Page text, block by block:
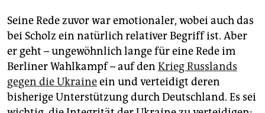
Seine Rede zuvor war emotionaler, wobei auch das
bei Scholz ein natürlich relativer Begriff ist. Aber
er geht – ungewöhnlich lange für eine Rede im
Berliner Wahlkampf – auf den Krieg Russlands
gegen die Ukraineein und verteidigt deren
bisherige Unterstützung durch Deutschland. Es sei